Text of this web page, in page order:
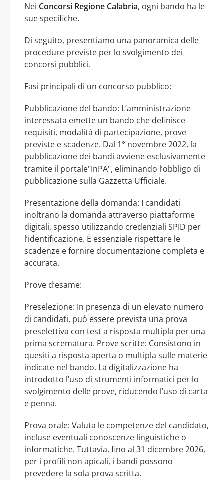
Nei Concorsi Regione Calabria, ogni bando ha le
sue specifiche.
Di seguito, presentiamo una panoramica delle
procedure previste per lo svolgimento dei
concorsi pubblici.
Fasi principali di un concorso pubblico:
Pubblicazione del bando: L’amministrazione
interessata emette un bando che definisce
requisiti, modalità di partecipazione, prove
previste e scadenze. Dal 1° novembre 2022, la
pubblicazione dei bandi avviene esclusivamente
tramite il portale"InPA", eliminando l’obbligo di
pubblicazione sulla Gazzetta Ufficiale.
Presentazione della domanda: I candidati
inoltrano la domanda attraverso piattaforme
digitali, spesso utilizzando credenziali SPID per
l’identificazione. È essenziale rispettare le
scadenze e fornire documentazione completa e
accurata.
Prove d’esame:
Preselezione: In presenza di un elevato numero
di candidati, può essere prevista una prova
preselettiva con test a risposta multipla per una
prima scrematura. Prove scritte: Consistono in
quesiti a risposta aperta o multipla sulle materie
indicate nel bando. La digitalizzazione ha
introdotto l’uso di strumenti informatici per lo
svolgimento delle prove, riducendo l’uso di carta
e penna.
Prova orale: Valuta le competenze del candidato,
incluse eventuali conoscenze linguistiche o
informatiche. Tuttavia, fino al 31 dicembre 2026,
per i profili non apicali, i bandi possono
prevedere la sola prova scritta.